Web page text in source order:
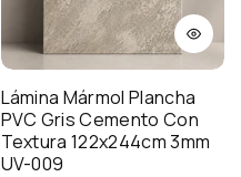
Lámina Mármol Plancha
PVC Gris Cemento Con
Textura 122x244cm 3mm
UV-009